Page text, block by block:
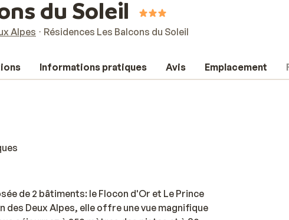
du Soleil
Alpes Résidences Les Balcons du Soleil
Informations pratiques Avis Emplacement
de 2 bâtiments: le Flocon d'Or et Le Prince
des Deux Alpes, elle offre une vue magnifique